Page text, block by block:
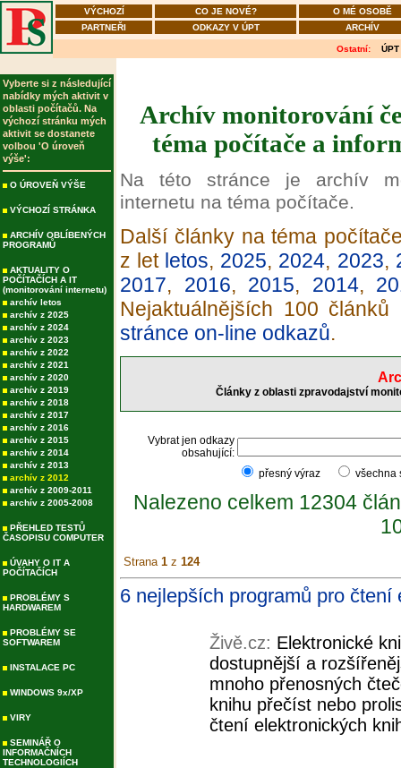
VÝCHOZÍ CO JE NOVÉ?
O MÉ OSOBĚ
PARTNEŘI
ODKAZY V ÚPT ARCHÍV
Ostatní: ÚPT
Vyberte si z následující
nabídky mých aktivit v
oblasti počítačů. Na
výchozí stránku mých
aktivit se dostanete
volbou 'O úroveň
výše':
O ÚROVEŇ VÝŠE
VÝCHOZÍ STRÁNKA
ARCHÍV OBLÍBENÝCH
PROGRAMŮ
AKTUALITY O
POČÍTAČÍCH A IT
(monitorování internetu)
archív letos
archív z 2025
archív z 2024
archív z 2023
archív z 2022
archív z 2021
archív z 2020
archív z 2019
archív z 2018
archív z 2017
archív z 2016
archív z 2015
archív z 2014
archív z 2013
archív z 2012
archív z 2009-2011
archív z 2005-2008
PŘEHLED TESTŮ
ČASOPISU COMPUTER
ÚVAHY O IT A
POČÍTAČÍCH
PROBLÉMY S
HARDWAREM
PROBLÉMY SE
SOFTWAREM
INSTALACE PC
WINDOWS 9x/XP
VIRY
SEMINÁŘ O
INFORMAČNÍCH
TECHNOLOGIÍCH
Archív monitorování
téma počítače a
Na této stránce je archív
internetu na téma počítače.
Další články na téma
z let letos, 2025, 2024, 2023,
2017, 2016, 2015, 2014,
Nejaktuálnějších 100
stránce on-line odkazů.
Články z oblasti zpravodajství
Vybrat jen odkazy
obsahující:
přesný výraz
Nalezeno celkem 12304
Strana 1 z 124
6 nejlepších programů pro
Živě.cz: Elektronické
dostupnější a
mnoho přenosných
knihu přečíst nebo
čtení elektronických